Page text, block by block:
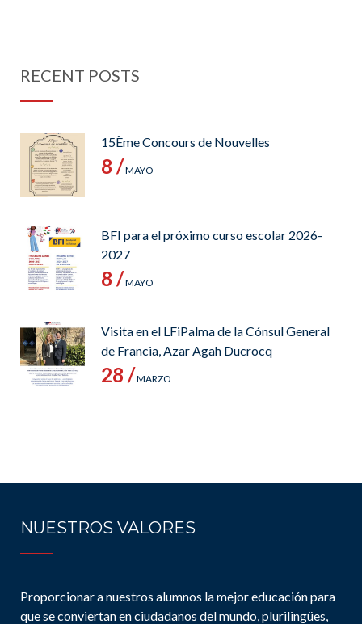
RECENT POSTS
15Ème Concours de Nouvelles
8 /MAYO
BFI para el próximo curso escolar 2026-
2027
8 /MAYO
Visita en el LFiPalma de la Cónsul General
de Francia, Azar Agah Ducrocq
28 /MARZO
NUESTROS VALORES
Proporcionar a nuestros alumnos la mejor educación para
que se conviertan en ciudadanos del mundo, plurilingües,